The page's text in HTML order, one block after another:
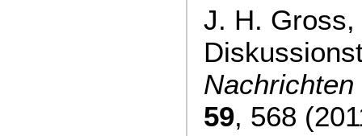
J. H. Gross,
59, 568